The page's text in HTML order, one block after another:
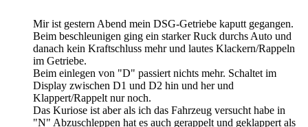
Mir ist gestern Abend mein DSG-Getriebe kaputt gegangen.
Beim beschleunigen ging ein starker Ruck durchs Auto und
danach kein Kraftschluss mehr und lautes Klackern/Rappeln
im Getriebe.
Beim einlegen von "D" passiert nichts mehr. Schaltet im
Display zwischen D1 und D2 hin und her und
Klappert/Rappelt nur noch.
Das Kuriose ist aber als ich das Fahrzeug versucht habe in
"N" Abzuschleppen hat es auch gerappelt und geklappert als